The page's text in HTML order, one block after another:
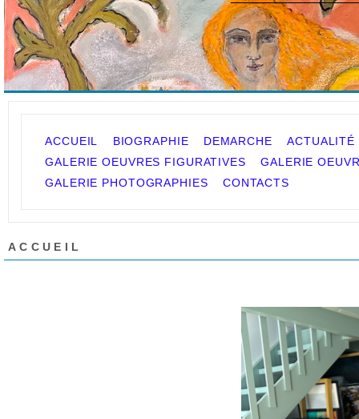
ACCUEIL BIOGRAPHIE DEMARCHE
ACTUALITÉ
GALERIE OEUVRES FIGURATIVES
GALERIE
GALERIE PHOTOGRAPHIES
CONTACTS
ACCUEIL